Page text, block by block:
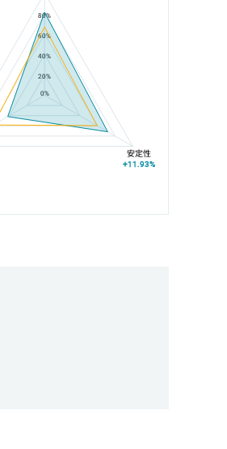
80%
60%
40%
20%
0%
安定性
+11.93%